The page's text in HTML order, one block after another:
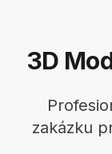
3D
zakázku